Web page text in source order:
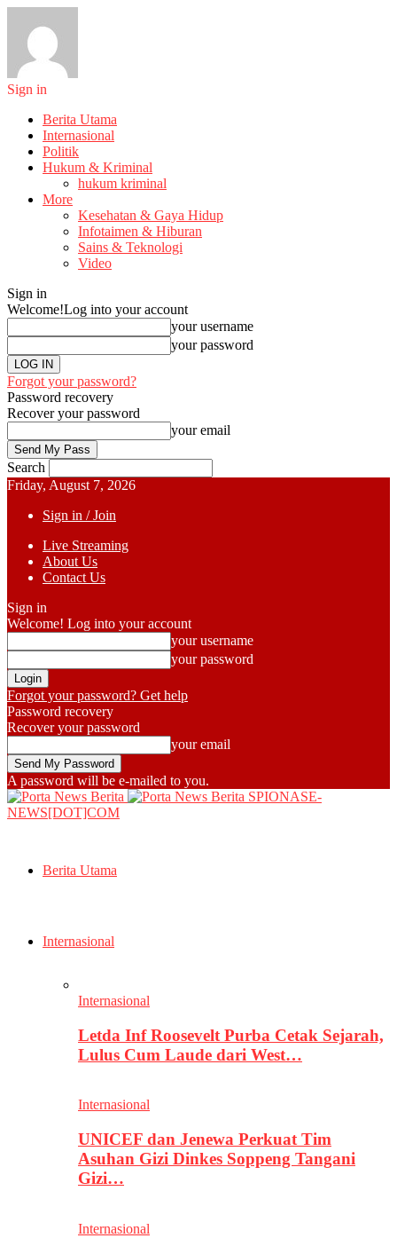
Sign in
Berita Utama
Internasional
Politik
Hukum & Kriminal
hukum kriminal
More
Kesehatan & Gaya Hidup
Infotaimen & Hiburan
Sains & Teknologi
Video
Sign in
Welcome!Log into your account
your username
your password
Forgot your password?
Password recovery
Recover your password
your email
Search
Friday, August 7, 2026
Sign in / Join
Live Streaming
About Us
Contact Us
Sign in
Welcome! Log into your account
your username
your password
Forgot your password? Get help
Password recovery
Recover your password
your email
A password will be e-mailed to you.
SPIONASE-
NEWS[DOT]COM
Berita Utama
Internasional
Internasional
Letda Inf Roosevelt Purba Cetak Sejarah,
Lulus Cum Laude dari West…
Internasional
UNICEF dan Jenewa Perkuat Tim
Asuhan Gizi Dinkes Soppeng Tangani
Gizi…
Internasional